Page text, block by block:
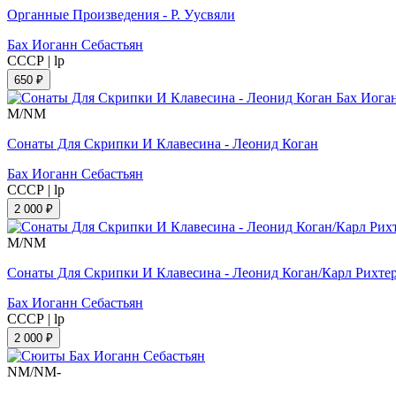
Органные Произведения - Р. Уусвяли
Бах Иоганн Себастьян
СССР | lp
650 ₽
M/NM
Сонаты Для Скрипки И Клавесина - Леонид Коган
Бах Иоганн Себастьян
СССР | lp
2 000 ₽
M/NM
Сонаты Для Скрипки И Клавесина - Леонид Коган/Карл
Бах Иоганн Себастьян
СССР | lp
2 000 ₽
NM/NM-